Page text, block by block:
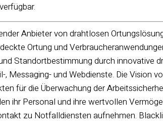
verfügbar.
Anbieter von drahtlosen
Ortung und
Standortbestimmung durch innovative
Messaging- und Webdienste. Die Vision
für die Überwachung der
ihr Personal und ihre wertvollen
zu Notfalldiensten aufnehmen.